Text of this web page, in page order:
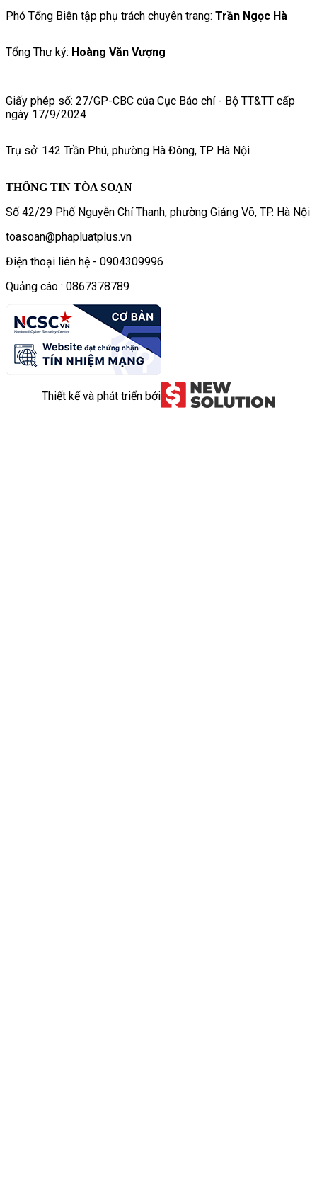
Phó Tổng Biên tập phụ trách chuyên trang: Trần Ngọc Hà
Tổng Thư ký: Hoàng Văn Vượng
Giấy phép số: 27/GP-CBC của Cục Báo chí - Bộ TT&TT cấp
ngày 17/9/2024
Trụ sở: 142 Trần Phú, phường Hà Đông, TP Hà Nội
THÔNG TIN TÒA SOẠN
Số 42/29 Phố Nguyễn Chí Thanh, phường Giảng Võ, TP. Hà Nội
toasoan@phapluatplus.vn
Điện thoại liên hệ - 0904309996
Quảng cáo : 0867378789
Thiết kế và phát triển bởi